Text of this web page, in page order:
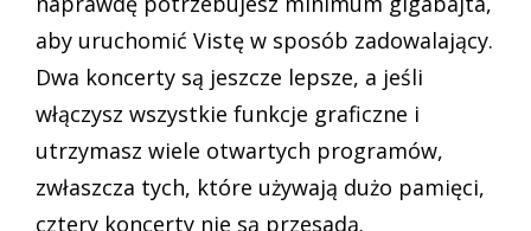
aby uruchomić Vistę w sposób zadowalający.
Dwa koncerty są jeszcze lepsze, a jeśli
włączysz wszystkie funkcje graficzne i
utrzymasz wiele otwartych programów,
zwłaszcza tych, które używają dużo pamięci,
cztery koncerty nie są przesadą.